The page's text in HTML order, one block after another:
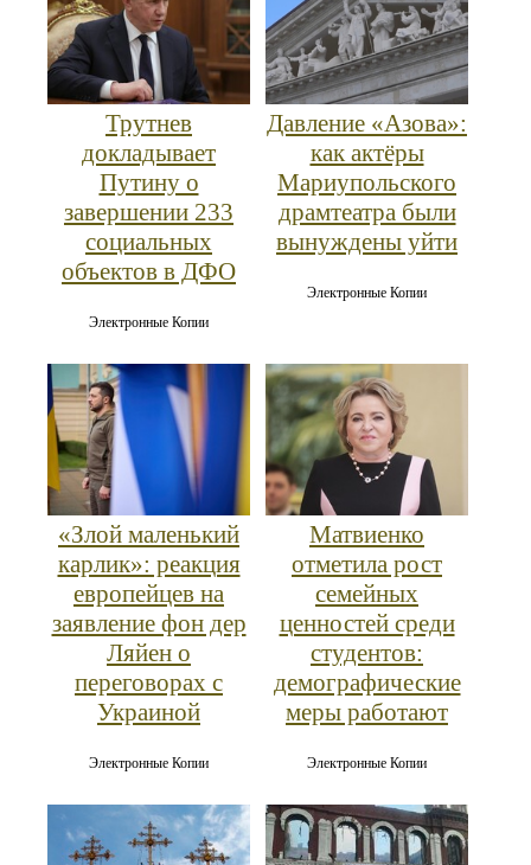
Трутнев
докладывает
Путину о
завершении 233
социальных
объектов в ДФО
Электронные Копии
Давление «Азова»:
как актёры
Мариупольского
драмтеатра были
вынуждены уйти
Электронные Копии
«Злой маленький
карлик»: реакция
европейцев на
заявление фон дер
Ляйен о
переговорах с
Украиной
Электронные Копии
Матвиенко
отметила рост
семейных
ценностей среди
студентов:
демографические
меры работают
Электронные Копии